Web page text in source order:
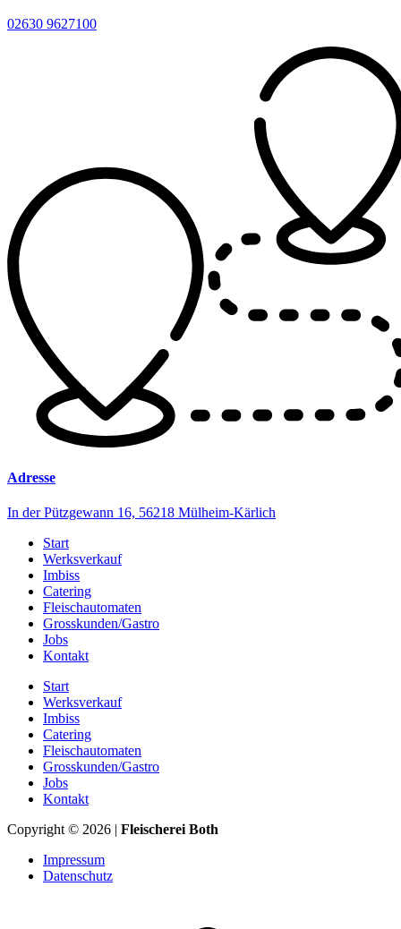
02630 9627100
Adresse
In der Pützgewann 16, 56218 Mülheim-Kärlich
Start
Werksverkauf
Imbiss
Catering
Fleischautomaten
Grosskunden/Gastro
Jobs
Kontakt
Start
Werksverkauf
Imbiss
Catering
Fleischautomaten
Grosskunden/Gastro
Jobs
Kontakt
Copyright © 2026 | Fleischerei Both
Impressum
Datenschutz